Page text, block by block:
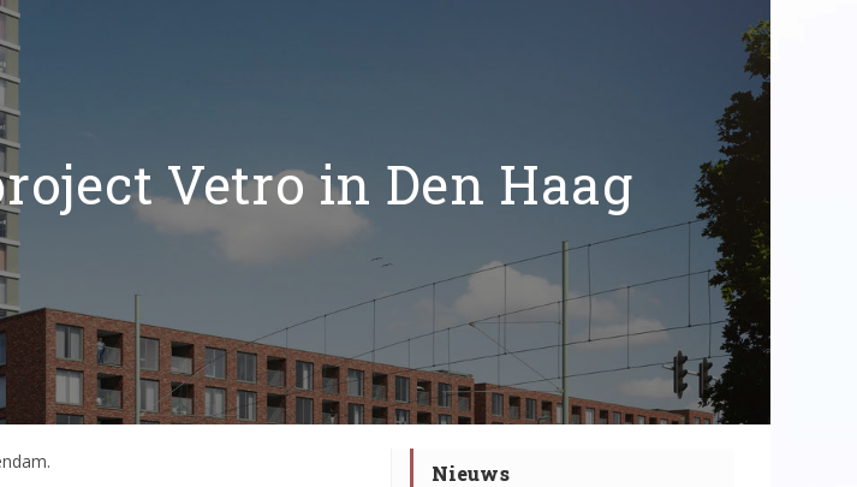
Vetro in Den Haag
Nieuws